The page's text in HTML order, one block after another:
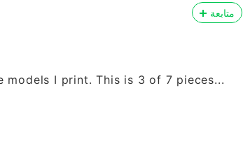
متابعة
I print. This is 3 of 7 pieces...